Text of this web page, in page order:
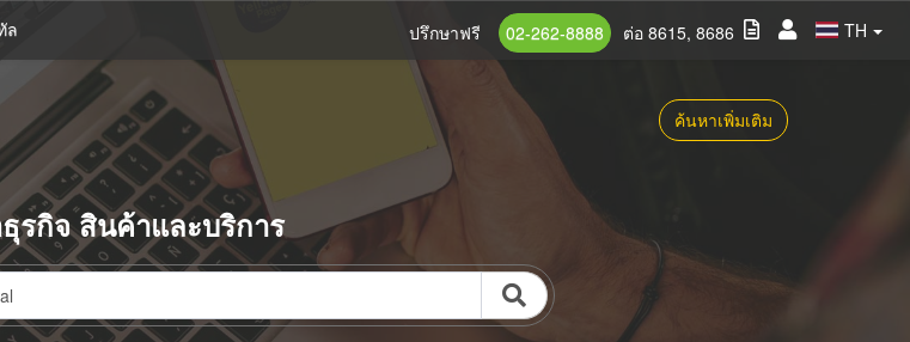
ล TH
ปรึกษาฟรี 02-262-8888 ต่อ 8615, 8686
ค้นหาเพิ่มเติม
รกิจ สินค้าและบริการ